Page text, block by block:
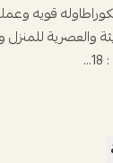
قويه
والعصرية للمنزل